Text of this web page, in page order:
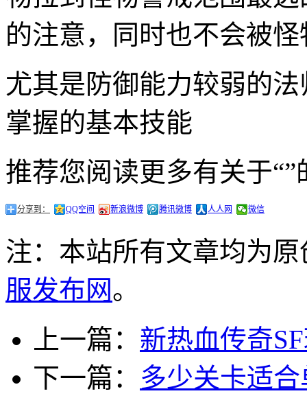
的注意，同时也不会被
尤其是防御能力较弱的
掌握的基本技能
推荐您阅读更多有关于“”
分享到： QQ空间 新浪微博 腾讯微博 人人网 微信
注：本站所有文章均为
服发布网。
上一篇： 新热血传奇
下一篇： 多少关卡适